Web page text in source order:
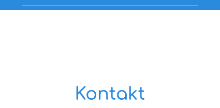
Kontakt